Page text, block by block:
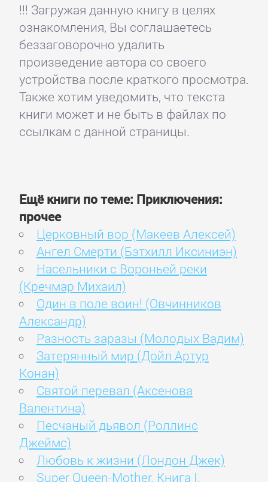
!!! Загружая данную книгу в целях
ознакомления, Вы соглашаетесь
беззаговорочно удалить
произведение автора со своего
устройства после краткого просмотра.
Также хотим уведомить, что текста
книги может и не быть в файлах по
ссылкам с данной страницы.
Ещё книги по теме: Приключения:
прочее
Церковный вор (Макеев Алексей)
Ангел Смерти (Бэтхилл Иксиниэн)
Насельники с Вороньей реки
(Кречмар Михаил)
Один в поле воин! (Овчинников
Александр)
Разность заразы (Молодых Вадим)
Затерянный мир (Дойл Артур
Конан)
Святой перевал (Аксенова
Валентина)
Песчаный дьявол (Роллинс
Джеймс)
Любовь к жизни (Лондон Джек)
Super Queen-Mother. Книга I.